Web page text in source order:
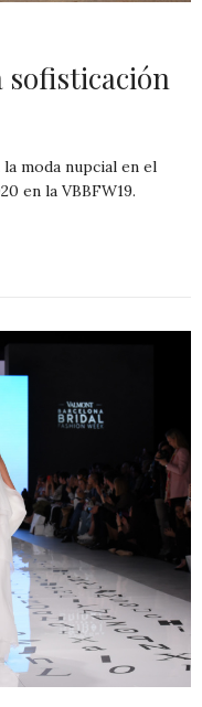
sofisticación
moda nupcial en el
en la VBBFW19.